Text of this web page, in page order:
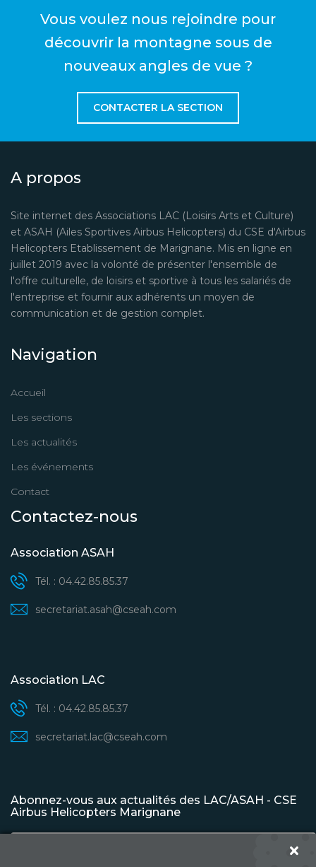
Vous voulez nous rejoindre pour
découvrir la montagne sous de
nouveaux angles de vue ?
CONTACTER LA SECTION
A propos
Site internet des Associations LAC (Loisirs Arts et Culture)
et ASAH (Ailes Sportives Airbus Helicopters) du CSE d'Airbus
Helicopters Etablissement de Marignane. Mis en ligne en
juillet 2019 avec la volonté de présenter l'ensemble de
l'offre culturelle, de loisirs et sportive à tous les salariés de
l'entreprise et fournir aux adhérents un moyen de
communication et de gestion complet.
Navigation
Accueil
Les sections
Les actualités
Les événements
Contact
Contactez-nous
Association ASAH
Tél. : 04.42.85.85.37
secretariat.asah@cseah.com
Association LAC
Tél. : 04.42.85.85.37
secretariat.lac@cseah.com
Abonnez-vous aux actualités des LAC/ASAH - CSE
Airbus Helicopters Marignane